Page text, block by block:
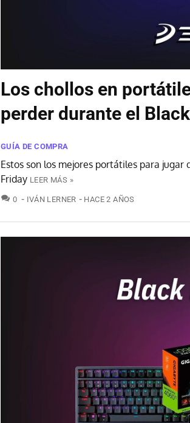
Los chollos en
perder durante el
GUÍA DE COMPRA
Estos son los mejores portátiles para
Friday LEER MÁS »
0 COMENTARIOS
IVÁN LERNER HACE 2 AÑOS